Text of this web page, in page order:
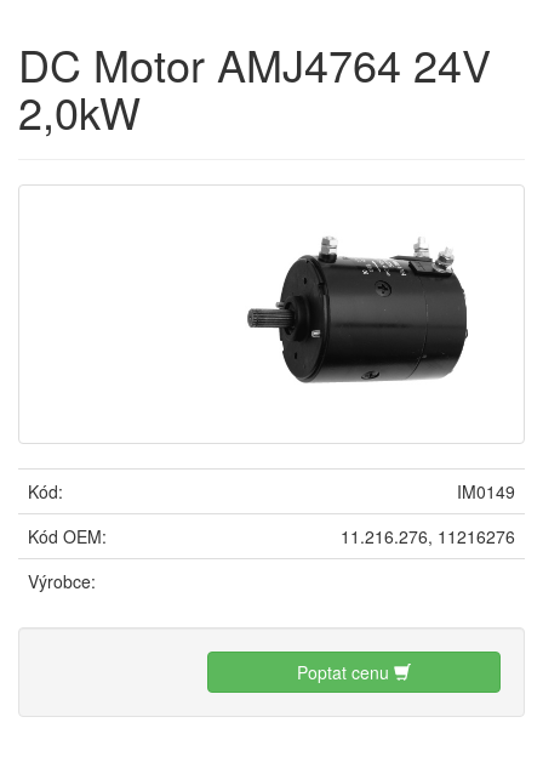
DC Motor AMJ4764 24V
2,0kW
Kód:
IM0149
Kód OEM:
11.216.276, 11216276
Výrobce:
Poptat cenu